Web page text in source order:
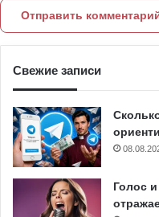
Свежие записи
Голос